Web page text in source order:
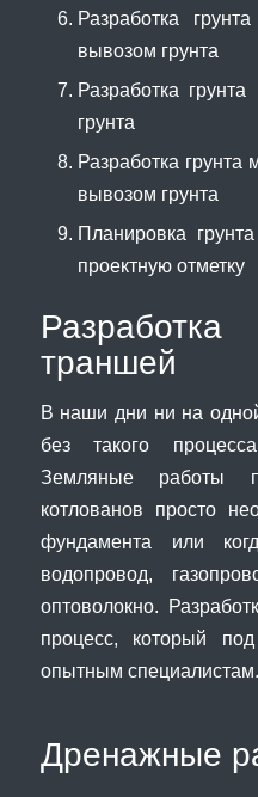
Разработка
вывозом грунта
Разработка
грунта
Разработка грунта
вывозом грунта
Планировка
проектную отметку
траншей
В наши дни ни на
без такого
Земляные работы
котлованов просто
фундамента или
водопровод,
оптоволокно.
процесс, который
опытным специалистам.
Дренажные